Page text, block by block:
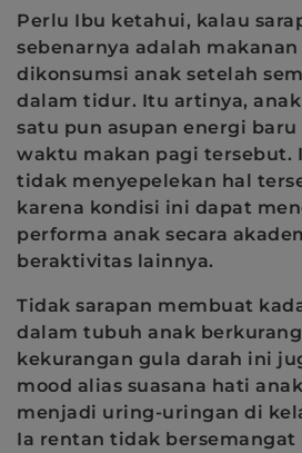
Perlu Ibu ketahui, kalau
sebenarnya adalah
dikonsumsi anak setelah
dalam tidur. Itu artinya,
satu pun asupan energi
waktu makan pagi tersebut.
tidak menyepelekan hal
karena kondisi ini dapat
performa anak secara
beraktivitas lainnya.
Tidak sarapan membuat
dalam tubuh anak
kekurangan gula darah ini
mood alias suasana hati
menjadi uring-uringan di
Ia rentan tidak